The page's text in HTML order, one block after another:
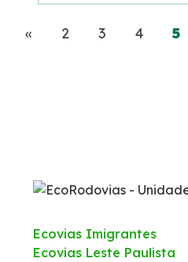
«Anterior
2 3 4 5
Ecovias Imigrantes
Ecovias Leste Paulista